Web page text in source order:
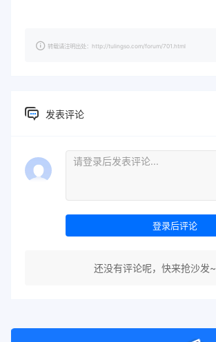
转载请注明出处：http://tulingso.com/forum/701.html
发表评论
登录后评论
还没有评论呢，快来抢沙发~